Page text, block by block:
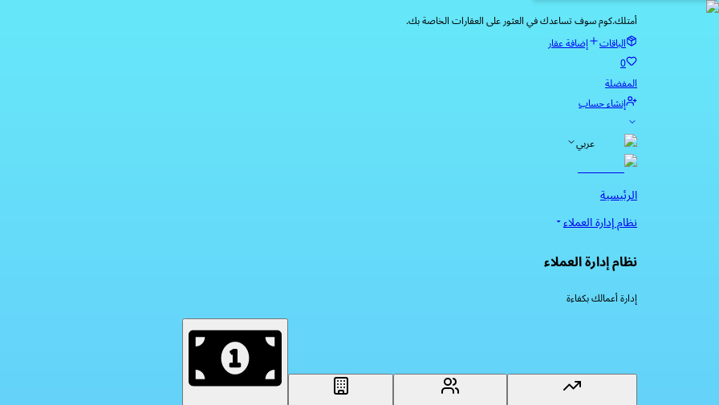
أمتلك.كوم سوف تساعدك في العثور على العقارات الخاصة بك.
الباقات إضافة عقار
0
المفضلة
إنشاء حساب
عربي
الرئيسية
نظام إدارة العملاء
نظام إدارة العملاء
إدارة أعمالك بكفاءة